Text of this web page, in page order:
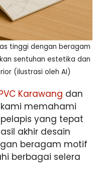
tinggi dengan beragam
sentuhan estetika dan
(ilustrasi oleh AI)
Karawang dan
kami memahami
yang tepat
akhir desain
beragam motif
berbagai selera